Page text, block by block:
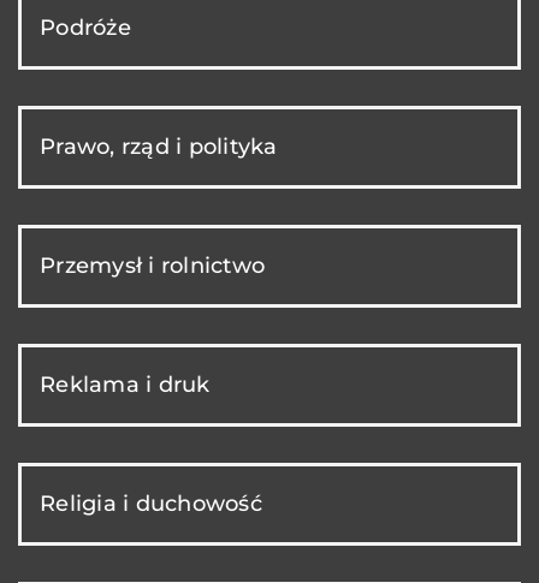
Podróże
Prawo, rząd i polityka
Przemysł i rolnictwo
Reklama i druk
Religia i duchowość